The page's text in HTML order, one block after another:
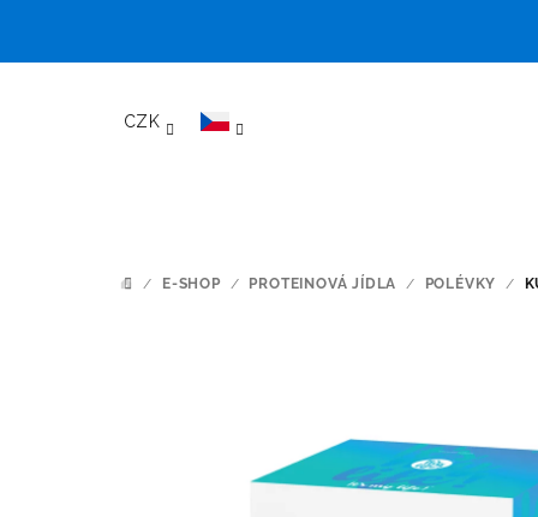
CZK
DOMŮ
/ E-SHOP / PROTEINOVÁ JÍDLA / POLÉVKY /